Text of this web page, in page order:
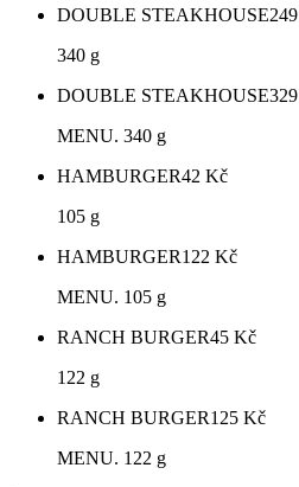
DOUBLE STEAKHOUSE249
340 g
DOUBLE STEAKHOUSE329
MENU. 340 g
HAMBURGER42 Kč
105 g
HAMBURGER122 Kč
MENU. 105 g
RANCH BURGER45 Kč
122 g
RANCH BURGER125 Kč
MENU. 122 g